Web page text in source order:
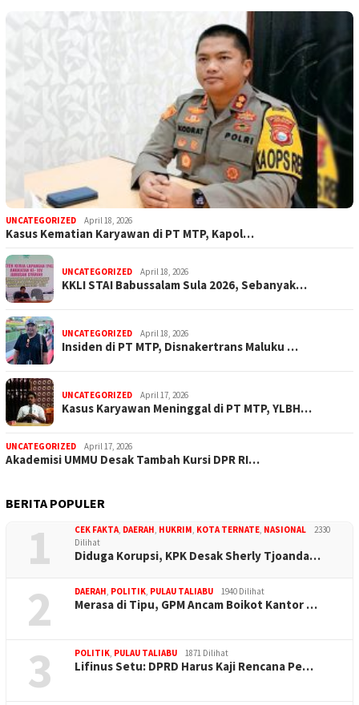
UNCATEGORIZED April 18, 2026
Kasus Kematian Karyawan di PT MTP, Kapol…
UNCATEGORIZED April 18, 2026
KKLI STAI Babussalam Sula 2026, Sebanyak…
UNCATEGORIZED April 18, 2026
Insiden di PT MTP, Disnakertrans Maluku …
UNCATEGORIZED April 17, 2026
Kasus Karyawan Meninggal di PT MTP, YLBH…
UNCATEGORIZED April 17, 2026
Akademisi UMMU Desak Tambah Kursi DPR RI…
BERITA POPULER
1 CEK FAKTA, DAERAH, HUKRIM, KOTA TERNATE, NASIONAL
2330
Dilihat
Diduga Korupsi, KPK Desak Sherly Tjoanda…
2 DAERAH, POLITIK, PULAU TALIABU 1940 Dilihat
Merasa di Tipu, GPM Ancam Boikot Kantor …
3 POLITIK, PULAU TALIABU 1871 Dilihat
Lifinus Setu: DPRD Harus Kaji Rencana Pe…